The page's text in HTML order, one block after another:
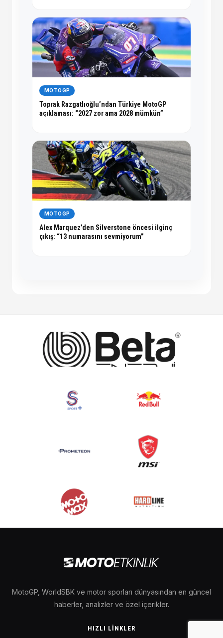
MOTOGP
Toprak Razgatlıoğlu’ndan Türkiye MotoGP
açıklaması: “2027 zor ama 2028 mümkün”
MOTOGP
Alex Marquez’den Silverstone öncesi ilginç
çıkış: “13 numarasını sevmiyorum”
MotoGP, WorldSBK ve motor sporları dünyasından en güncel
haberler, analizler ve özel içerikler.
HIZLI LINKLER